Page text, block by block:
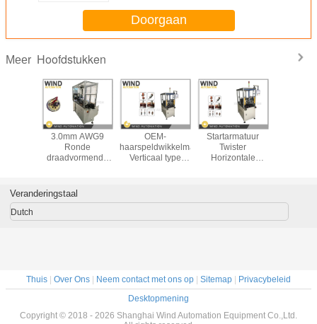
Doorgaan
Meer Hoofdstukken
3.0mm AWG9
Ronde
draadvormende
startarmaturen
OEM-
haarspeldwikkelmachine
Verticaal type
Startarmatuur
Twister
Horizontale
Veranderingstaal
Dutch
Thuis | Over Ons | Neem contact met ons op | Sitemap | Privacybeleid
Desktopmening
Copyright © 2018 - 2026 Shanghai Wind Automation Equipment Co.,Ltd.